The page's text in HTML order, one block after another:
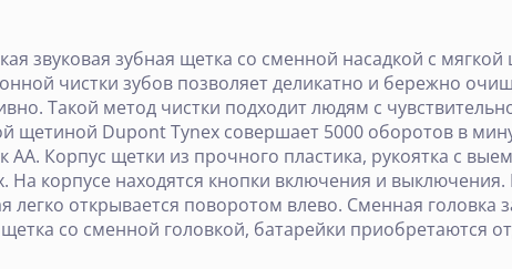
звуковая зубная щетка со сменной насадкой с
чистки зубов позволяет деликатно и бережно
Такой метод чистки подходит людям с
щетиной Dupont Tynex совершает 5000 оборотов в
АА. Корпус щетки из прочного пластика, рукоятка с
корпусе находятся кнопки включения и
легко открывается поворотом влево. Cменная головка
со сменной головкой, батарейки приобретаются